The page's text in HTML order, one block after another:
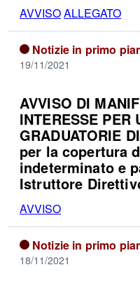
AVVISOALLEGATO
Notizie in primo
19/11/2021
AVVISO DI
INTERESSE PER
GRADUATORIE
per la copertura
indeterminato e
Istruttore
AVVISO
Notizie in primo
18/11/2021